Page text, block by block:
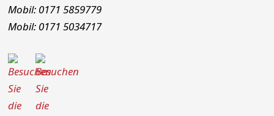
Mobil: 0171 5859779
Mobil: 0171 5034717